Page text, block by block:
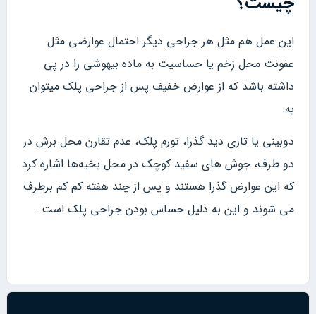
این عمل هم مثل هر جراحی دیگر احتمال عوارضی مثل
عفونت محل زخم یا حساسیت به ماده بیهوشی را در پی
داشته باشد که از عوارض خفیف پس از جراحی پلک میتوان
به:
دوبینی یا تاری دید گذرا، تورم پلک، عدم تقارن محل برش در
دو طرف، جوش های سفید کوچک در محل بخیه‌ها اشاره کرد
که این عوارض گذرا هستند و پس از چند هفته کم کم برطرف
می شوند و این به دلیل حساس بودن جراحی پلک است .